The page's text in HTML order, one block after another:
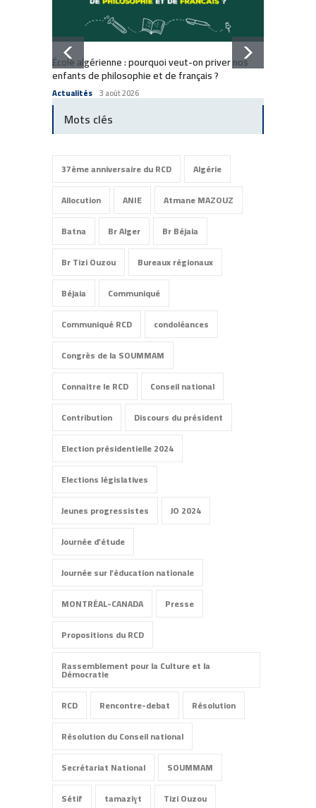
École algérienne : pourquoi veut-on priver nos
enfants de philosophie et de français ?
Actualités 3 août 2026
Mots clés
37ème anniversaire du RCD
Algérie
Allocution
ANIE
Atmane MAZOUZ
Batna
Br Alger
Br Béjaia
Br Tizi Ouzou
Bureaux régionaux
Béjaia
Communiqué
Communiqué RCD
condoléances
Congrès de la SOUMMAM
Connaitre le RCD
Conseil national
Contribution
Discours du président
Election présidentielle 2024
Elections législatives
Jeunes progressistes
JO 2024
Journée d'étude
Journée sur l’éducation nationale
MONTRÉAL-CANADA
Presse
Propositions du RCD
Rassemblement pour la Culture et la
Démocratie
RCD
Rencontre-debat
Résolution
Résolution du Conseil national
Secrétariat National
SOUMMAM
Sétif
tamaziɣt
Tizi Ouzou